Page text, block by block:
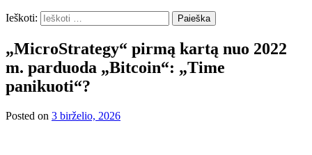
Ieškoti:
„MicroStrategy“ pirmą kartą nuo 2022
m. parduoda „Bitcoin“: „Time
panikuoti“?
Posted on 3 birželio, 2026